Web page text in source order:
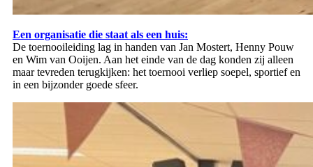
Een organisatie die staat als een huis:
De toernooileiding lag in handen van Jan Mostert, Henny Pouw
en Wim van Ooijen. Aan het einde van de dag konden zij alleen
maar tevreden terugkijken: het toernooi verliep soepel, sportief en
in een bijzonder goede sfeer.